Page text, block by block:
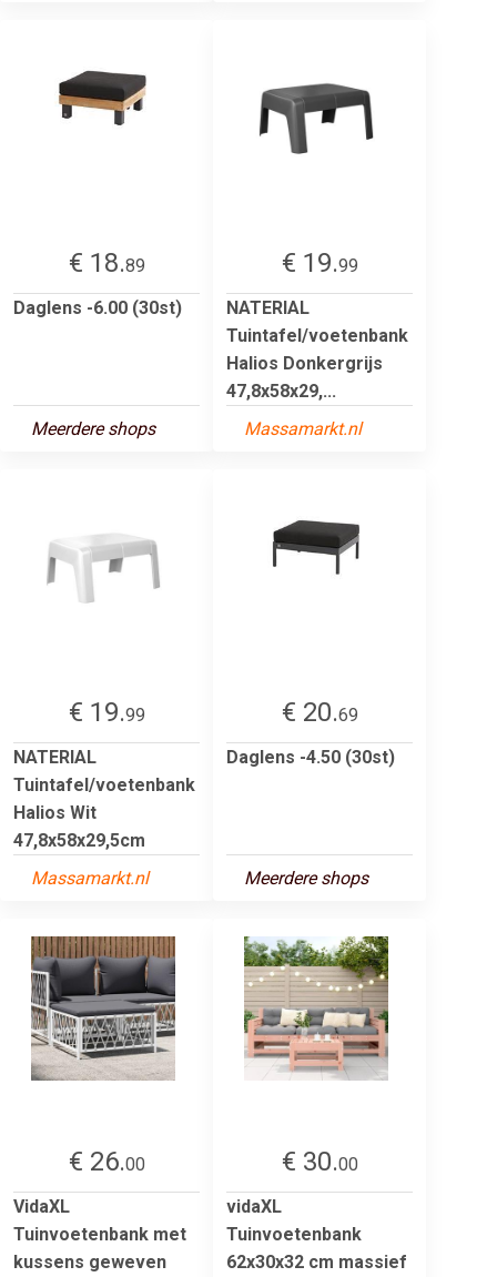
€ 18.89
Daglens -6.00 (30st)
Meerdere shops
€ 19.99
NATERIAL
Tuintafel/voetenbank
Halios Donkergrijs
47,8x58x29,...
Massamarkt.nl
€ 19.99
NATERIAL
Tuintafel/voetenbank
Halios Wit
47,8x58x29,5cm
Massamarkt.nl
€ 20.69
Daglens -4.50 (30st)
Meerdere shops
€ 26.00
VidaXL
Tuinvoetenbank met
kussens geweven
€ 30.00
vidaXL
Tuinvoetenbank
62x30x32 cm massief